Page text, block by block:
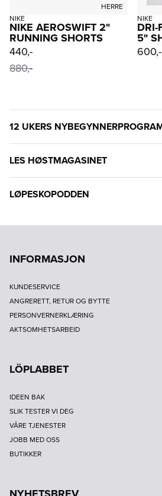
HERRE
NIKE
NIKE AEROSWIFT 2"
RUNNING SHORTS
440,-
880,-
NIKE
DRI-
5"
600,-
12 UKERS
LES HØSTMAGASINET
LØPESKOPODDEN
INFORMASJON
KUNDESERVICE
ANGRERETT, RETUR OG BYTTE
PERSONVERNERKLÆRING
AKTSOMHETSARBEID
LÖPLABBET
IDEEN BAK
SLIK TESTER VI DEG
VÅRE TJENESTER
JOBB MED OSS
BUTIKKER